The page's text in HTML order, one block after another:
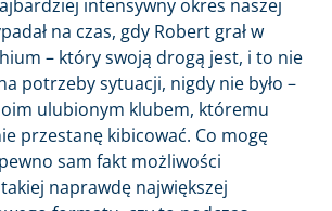
intensywny okres naszej
na czas, gdy Robert grał w
– który swoją drogą jest, i to nie
potrzeby sytuacji, nigdy nie było –
ulubionym klubem, któremu
przestanę kibicować. Co mogę
sam fakt możliwości
naprawdę największej